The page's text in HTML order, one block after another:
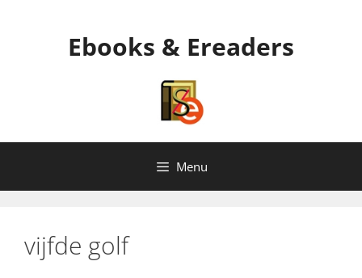
Ebooks & Ereaders
Menu
vijfde golf